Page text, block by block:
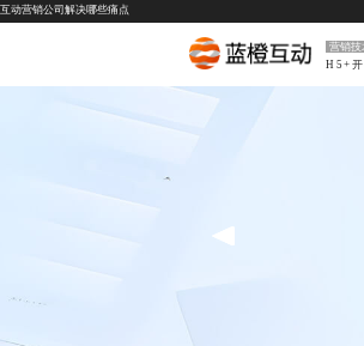
互动营销公司解决哪些痛点
营销技
H5+